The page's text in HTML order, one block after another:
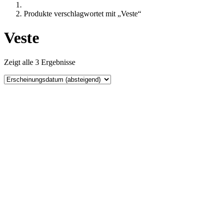
Produkte verschlagwortet mit „Veste“
Veste
Zeigt alle 3 Ergebnisse